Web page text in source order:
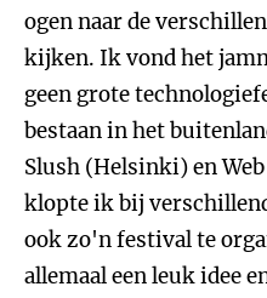
ogen naar de
kijken. Ik vond het
geen grote
bestaan in het
Slush (Helsinki) en
klopte ik bij
ook zo'n festival te
allemaal een leuk idee